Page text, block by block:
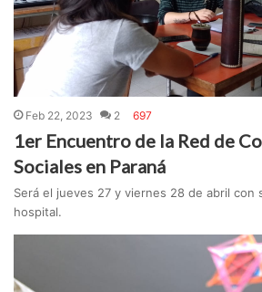
Feb 22, 2023 2 697
1er Encuentro de la Red de
Sociales en Paraná
Será el jueves 27 y viernes 28 de abril con
hospital.